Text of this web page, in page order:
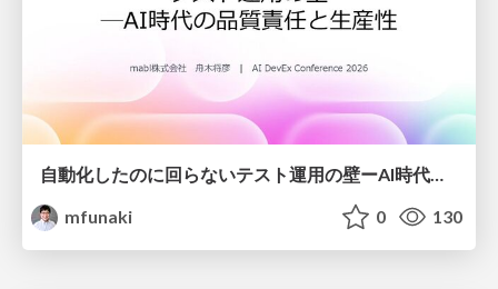
mfunaki
0 130